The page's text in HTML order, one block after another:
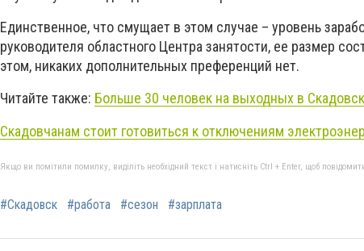
Единственное, что смущает в этом случае – уровень
руководителя областного Центра занятости, ее размер
этом, никаких дополнительных преференций нет.
Читайте также: Больше 30 человек на выходных в
Скадовчанам стоит готовиться к отключениям
Якщо ви помітили помилку, виділіть необхідний текст і натисніть Ctrl + Enter, щоб
#Скадовск #работа #сезон #зарплата